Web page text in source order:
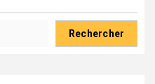
Rechercher